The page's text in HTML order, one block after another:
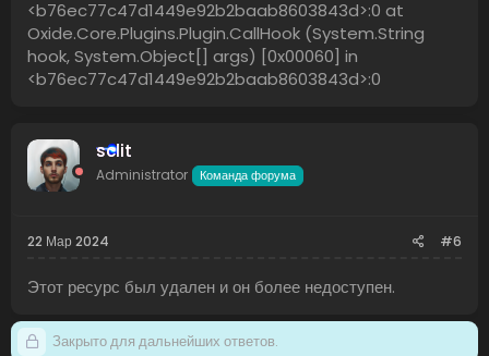
<b76ec77c47d1449e92b2baab8603843d>:0 at
Oxide.Core.Plugins.Plugin.CallHook (System.String
hook, System.Object[] args) [0x00060] in
<b76ec77c47d1449e92b2baab8603843d>:0
sclit
Administrator Команда форума
22 Мар 2024 #6
Этот ресурс был удален и он более недоступен.
Закрыто для дальнейших ответов.